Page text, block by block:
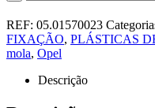
REF: 05.01570023
FIXAÇÃO, PLÁSTICAS
mola, Opel
Descrição